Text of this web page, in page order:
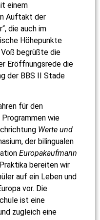
einem
Auftakt der
die auch im
Höhepunkte
begrüßte die
Eröffnungsrede die
der BBS II Stade
für den
wie
Werte und
der bilingualen
Europakaufmann
bereiten wir
auf ein Leben und
vor. Die
ist eine
zugleich eine